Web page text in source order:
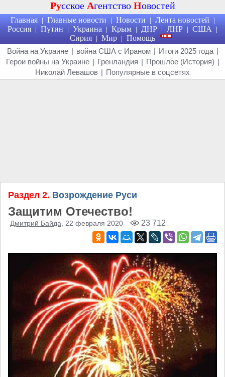
Русское Агентство Новостей
Главная | Главные новости | Новости | Лента новостей |
Россия | Путин | Украина | Крым | ДНР | ЛНР | США |
Сирия | Мир | Помощь
Война на Украине | война США с Ираном | Итоги 2025 года |
Герои войны на Украине | Гренландия | Прошлое (История) |
Николай Левашов | Популярные в соцсетях
Раздел 2. Возрождение Руси
Защитим Отечество!
Дмитрий Байда , 22 февраля 2020 23 712